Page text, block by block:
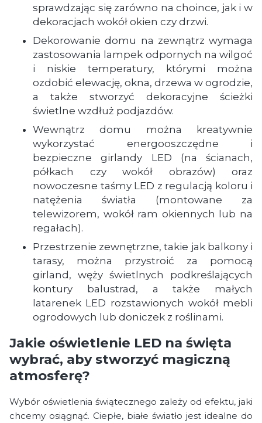
sprawdzając się zarówno na choince, jak i w
dekoracjach wokół okien czy drzwi.
Dekorowanie domu na zewnątrz wymaga
zastosowania lampek odpornych na wilgoć
i niskie temperatury, którymi można
ozdobić elewację, okna, drzewa w ogrodzie,
a także stworzyć dekoracyjne ścieżki
świetlne wzdłuż podjazdów.
Wewnątrz domu można kreatywnie
wykorzystać energooszczędne i
bezpieczne girlandy LED (na ścianach,
półkach czy wokół obrazów) oraz
nowoczesne taśmy LED z regulacją koloru i
natężenia światła (montowane za
telewizorem, wokół ram okiennych lub na
regałach).
Przestrzenie zewnętrzne, takie jak balkony i
tarasy, można przystroić za pomocą
girland, węży świetlnych podkreślających
kontury balustrad, a także małych
latarenek LED rozstawionych wokół mebli
ogrodowych lub doniczek z roślinami.
Jakie oświetlenie LED na święta
wybrać, aby stworzyć magiczną
atmosferę?
Wybór oświetlenia świątecznego zależy od efektu, jaki
chcemy osiągnąć. Ciepłe, białe światło jest idealne do